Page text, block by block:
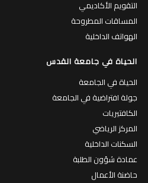
التقويم الأكاديمي
المساقات المطروحة
الهواتف الداخلية
الحياة في جامعة القدس
الحياة في الجامعة
جولة افتراضية في الجامعة
الكافتيريات
المركز الرياضي
السكنات الداخلية
عمادة شؤون الطلبة
حاضنة الأعمال